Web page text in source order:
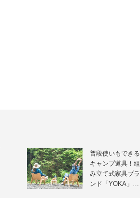
普段使いもできる
キャンプ道具！組
み立て式家具ブラ
ンド「YOKA」…